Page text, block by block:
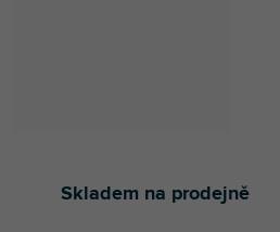
Skladem na prodejně